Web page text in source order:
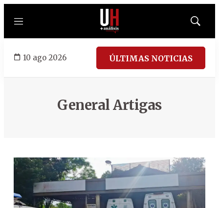
Menú
Mostrar
10 ago 2026 ÚLTIMAS NOTICIAS
General Artigas